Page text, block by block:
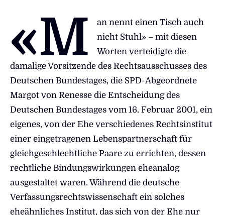
«M
an nennt einen Tisch auch
nicht Stuhl» – mit diesen
Worten verteidigte die
damalige Vorsitzende des Rechtsausschusses des
Deutschen Bundestages, die SPD-Abgeordnete
Margot von Renesse die Entscheidung des
Deutschen Bundestages vom 16. Februar 2001, ein
eigenes, von der Ehe verschiedenes Rechtsinstitut
einer eingetragenen Lebenspartnerschaft für
gleichgeschlechtliche Paare zu errichten, dessen
rechtliche Bindungswirkungen eheanalog
ausgestaltet waren. Während die deutsche
Verfassungsrechtswissenschaft ein solches
eheähnliches Institut, das sich von der Ehe nur